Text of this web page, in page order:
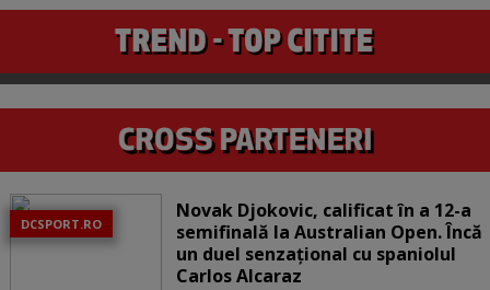
DCSPORT.RO
Novak Djokovic, calificat în a 12-a
semifinală la Australian Open. Încă
un duel senzațional cu spaniolul
Carlos Alcaraz